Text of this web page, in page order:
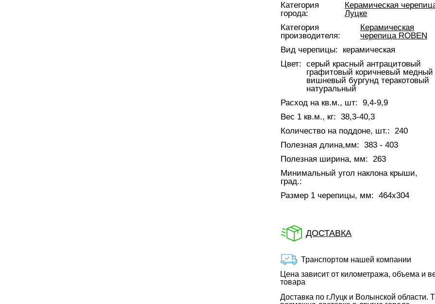
Категория
города:
Керамическая
Луцке
Категория
производителя:
Керамическая
черепица ROBEN
Вид черепицы:
керамическая
Цвет: серый красный антрацитовый
графитовый коричневый медный
вишневый бургунд теракотовый
натуральный
Расход на кв.м., шт: 9,4-9,9
Вес 1 кв.м., кг: 38,3-40,3
Количество на поддоне, шт.: 240
Полезная длина,мм: 383 - 403
Полезная ширина, мм: 263
Минимальный угол наклона крыши,
град.:
Размер 1 черепицы, мм: 464х304
ДОСТАВКА
Транспортом нашей компании
Цена зависит от километража, объема и
товара
Доставка по г.Луцк и Волынской области.